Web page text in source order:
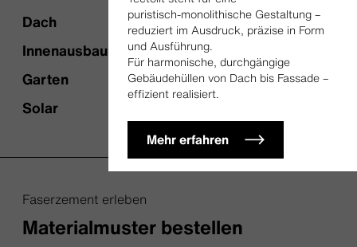
puristisch‑monolithische Gestaltung –
reduziert im Ausdruck, präzise in Form
und Ausführung.
Für harmonische, durchgängige
Gebäudehüllen von Dach bis Fassade –
effizient realisiert.
Mehr erfahren
Dach
Innenausbau
Garten
Solar
Faserzement erleben
Materialmuster bestellen